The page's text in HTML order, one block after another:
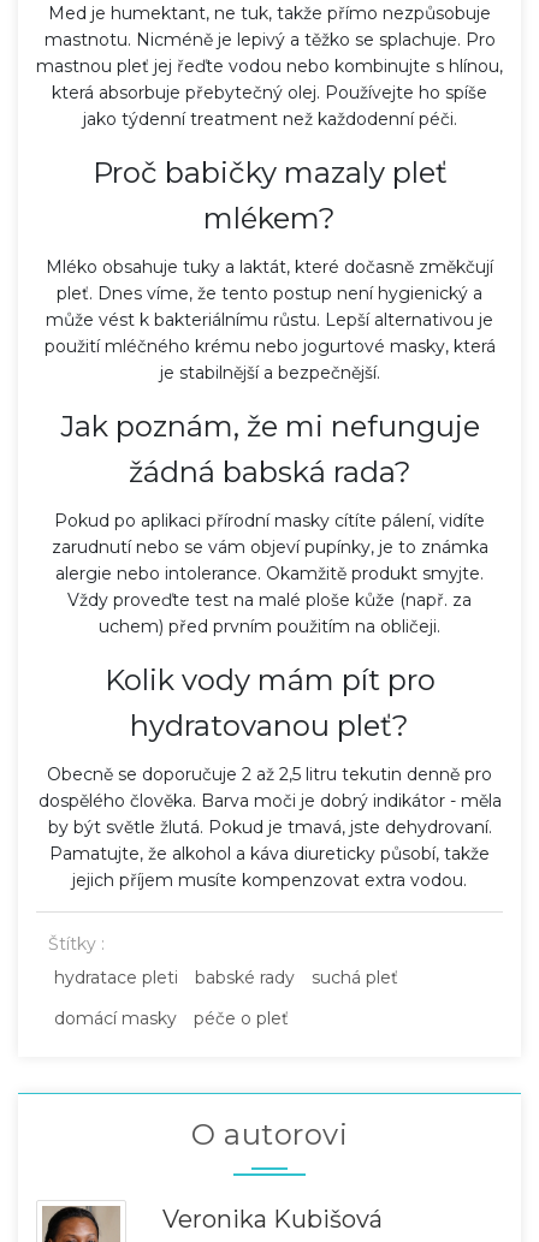
Med je humektant, ne tuk, takže přímo nezpůsobuje
mastnotu. Nicméně je lepivý a těžko se splachuje. Pro
mastnou pleť jej řeďte vodou nebo kombinujte s hlínou,
která absorbuje přebytečný olej. Používejte ho spíše
jako týdenní treatment než každodenní péči.
Proč babičky mazaly pleť
mlékem?
Mléko obsahuje tuky a laktát, které dočasně změkčují
pleť. Dnes víme, že tento postup není hygienický a
může vést k bakteriálnímu růstu. Lepší alternativou je
použití mléčného krému nebo jogurtové masky, která
je stabilnější a bezpečnější.
Jak poznám, že mi nefunguje
žádná babská rada?
Pokud po aplikaci přírodní masky cítíte pálení, vidíte
zarudnutí nebo se vám objeví pupínky, je to známka
alergie nebo intolerance. Okamžitě produkt smyjte.
Vždy proveďte test na malé ploše kůže (např. za
uchem) před prvním použitím na obličeji.
Kolik vody mám pít pro
hydratovanou pleť?
Obecně se doporučuje 2 až 2,5 litru tekutin denně pro
dospělého člověka. Barva moči je dobrý indikátor - měla
by být světle žlutá. Pokud je tmavá, jste dehydrovaní.
Pamatujte, že alkohol a káva diureticky působí, takže
jejich příjem musíte kompenzovat extra vodou.
Štítky :
hydratace pleti
babské rady
suchá pleť
domácí masky
péče o pleť
O autorovi
Veronika Kubišová